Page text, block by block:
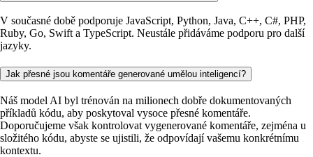
V současné době podporuje JavaScript, Python, Java, C++, C#, PHP,
Ruby, Go, Swift a TypeScript. Neustále přidáváme podporu pro další
jazyky.
Jak přesné jsou komentáře generované umělou inteligencí?
Náš model AI byl trénován na milionech dobře dokumentovaných
příkladů kódu, aby poskytoval vysoce přesné komentáře.
Doporučujeme však kontrolovat vygenerované komentáře, zejména u
složitého kódu, abyste se ujistili, že odpovídají vašemu konkrétnímu
kontextu.